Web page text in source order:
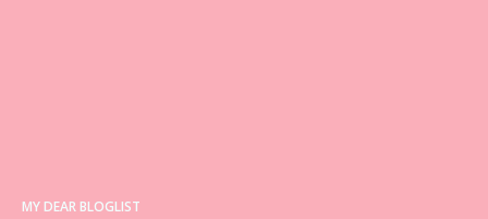
MY DEAR BLOGLIST